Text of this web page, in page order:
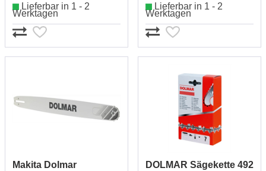
Lieferbar in 1 - 2
Werktagen
Lieferbar in 1 - 2
Werktagen
Makita Dolmar
DOLMAR Sägekette 492